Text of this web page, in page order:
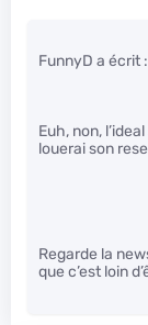
FunnyD a écrit :
Euh, non,
louerai son
Regarde la
que c’est loin